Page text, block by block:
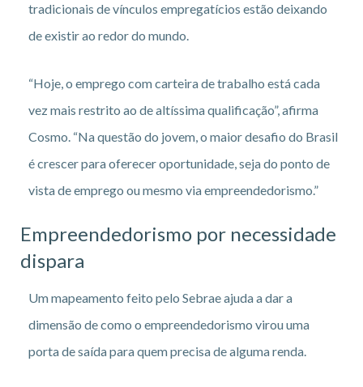
tradicionais de vínculos empregatícios estão deixando
de existir ao redor do mundo.
“Hoje, o emprego com carteira de trabalho está cada
vez mais restrito ao de altíssima qualificação”, afirma
Cosmo. “Na questão do jovem, o maior desafio do Brasil
é crescer para oferecer oportunidade, seja do ponto de
vista de emprego ou mesmo via empreendedorismo.”
Empreendedorismo por necessidade
dispara
Um mapeamento feito pelo Sebrae ajuda a dar a
dimensão de como o empreendedorismo virou uma
porta de saída para quem precisa de alguma renda.